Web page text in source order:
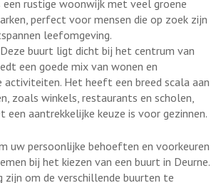
een rustige woonwijk met veel groene
perfect voor mensen die op zoek zijn
leefomgeving.
buurt ligt dicht bij het centrum van
een goede mix van wonen en
activiteiten. Het heeft een breed scala aan
zoals winkels, restaurants en scholen,
een aantrekkelijke keuze is voor gezinnen.
uw persoonlijke behoeften en voorkeuren
bij het kiezen van een buurt in Deurne.
om de verschillende buurten te